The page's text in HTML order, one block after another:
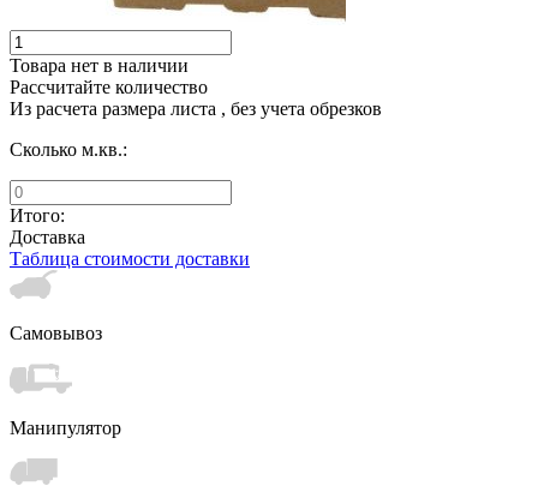
Товара нет в наличии
Рассчитайте количество
Из расчета размера листа , без учета обрезков
Сколько м.кв.:
Итого:
Доставка
Таблица стоимости доставки
Самовывоз
Манипулятор